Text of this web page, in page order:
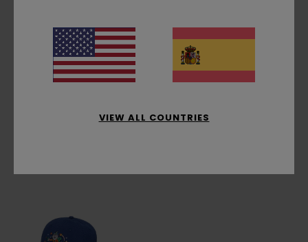
Talla única
Composición[Tejido principal] 100% algodón
Envíos y Devoluciones
VIEW ALL COUNTRIES